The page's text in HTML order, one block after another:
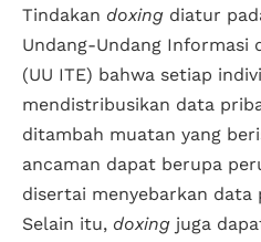
Tindakan doxing diatur
Undang-Undang Informasi
(UU ITE) bahwa setiap
mendistribusikan data
ditambah muatan yang
ancaman dapat berupa
disertai menyebarkan data
Selain itu, doxing juga